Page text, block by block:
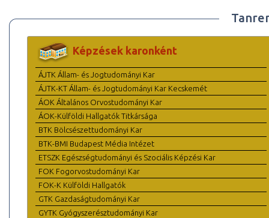
Képzések karonként
ÁJTK Állam- és Jogtudományi Kar
ÁJTK-KT Állam- és Jogtudományi Kar Kecskemét
ÁOK Általános Orvostudományi Kar
ÁOK-Külföldi Hallgatók Titkársága
BTK Bölcsészettudományi Kar
BTK-BMI Budapest Média Intézet
ETSZK Egészségtudományi és Szociális Képzési Kar
FOK Fogorvostudományi Kar
FOK-K Külföldi Hallgatók
GTK Gazdaságtudományi Kar
GYTK Gyógyszerésztudományi Kar